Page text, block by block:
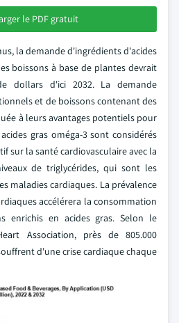
le PDF gratuit
la demande d'ingrédients d'acides
boissons à base de plantes devrait
dollars d'ici 2032. La demande
et de boissons contenant des
à leurs avantages potentiels pour
gras oméga-3 sont considérés
sur la santé cardiovasculaire avec la
de triglycérides, qui sont les
maladies cardiaques. La prévalence
accélérera la consommation
enrichis en acides gras. Selon le
Association, près de 805.000
d'une crise cardiaque chaque